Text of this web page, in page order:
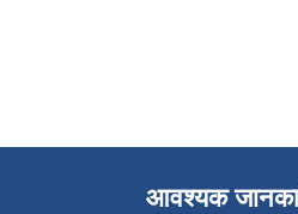
आवश्यक